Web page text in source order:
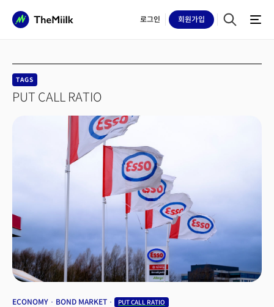
로그인 회원가입
TAGS
PUT CALL RATIO
ECONOMY BOND MARKET PUT CALL RATIO